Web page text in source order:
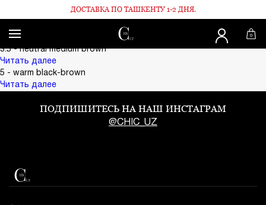
ДОСТАВКА ПО ТАШКЕНТУ 1-2 ДНЯ.
0
R210
Поделиться:
3.5 - neutral medium brown
Читать далее
5 - warm black-brown
Читать далее
ПОДПИШИТЕСЬ НА НАШ ИНСТАГРАМ
@CHIC_UZ